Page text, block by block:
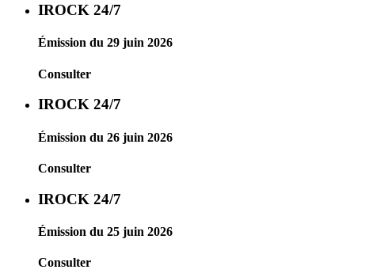
IROCK 24/7
Émission du 29 juin 2026
Consulter
IROCK 24/7
Émission du 26 juin 2026
Consulter
IROCK 24/7
Émission du 25 juin 2026
Consulter